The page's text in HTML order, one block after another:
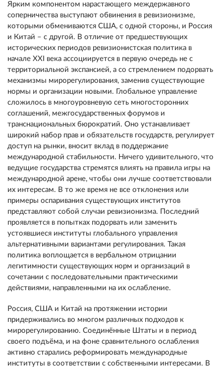
Ярким компонентом нарастающего междержавного
соперничества выступают обвинения в ревизионизме,
которыми обмениваются США, с одной стороны, и Россия
и Китай – с другой. В отличие от предшествующих
исторических периодов ревизионистская политика в
начале XXI века ассоциируется в первую очередь не с
территориальной экспансией, а со стремлением подорвать
механизмы мирорегулирования, заменив существующие
нормы и организации новыми. Глобальное управление
сложилось в многоуровневую сеть многосторонних
соглашений, межгосударственных форумов и
транснациональных бюрократий. Оно устанавливает
широкий набор прав и обязательств государств, регулирует
доступ на рынки, вносит вклад в поддержание
международной стабильности. Ничего удивительного, что
ведущие государства стремятся влиять на правила игры на
международной арене, чтобы они лучше соответствовали
их интересам. В то же время не все отклонения или
примеры оспаривания существующих институтов
представляют собой случаи ревизионизма. Последний
проявляется в попытках подорвать или заменить
устоявшиеся институты глобального управления
альтернативными вариантами регулирования. Такая
политика воплощается в вербальном отрицании
легитимности существующих норм и организаций в
сочетании с последовательными практическими
действиями, направленными на их ослабление.
Россия, США и Китай на протяжении истории
придерживались во многом различных подходов к
мирорегулированию. Соединённые Штаты и в период
своего подъёма, и на фоне сравнительного ослабления
активно старались реформировать международные
институты в соответствии с собственными интересами. В